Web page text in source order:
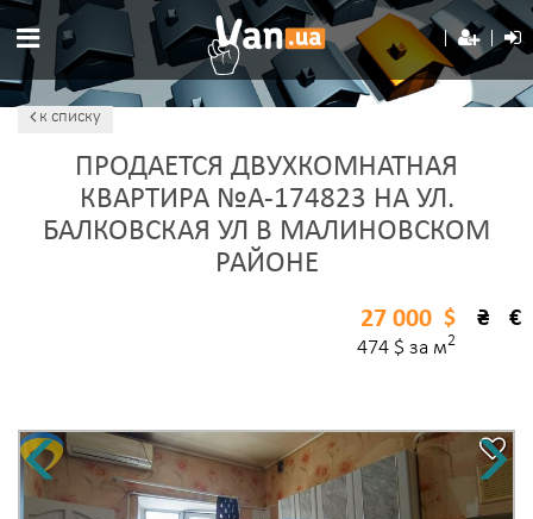
к списку
ПРОДАЕТСЯ ДВУХКОМНАТНАЯ
КВАРТИРА №A-174823 НА УЛ.
БАЛКОВСКАЯ УЛ В МАЛИНОВСКОМ
РАЙОНЕ
$ ₴ €
27 000
474 $ за м2